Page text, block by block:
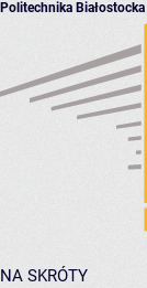
Politechnika Białostocka
NA SKRÓTY